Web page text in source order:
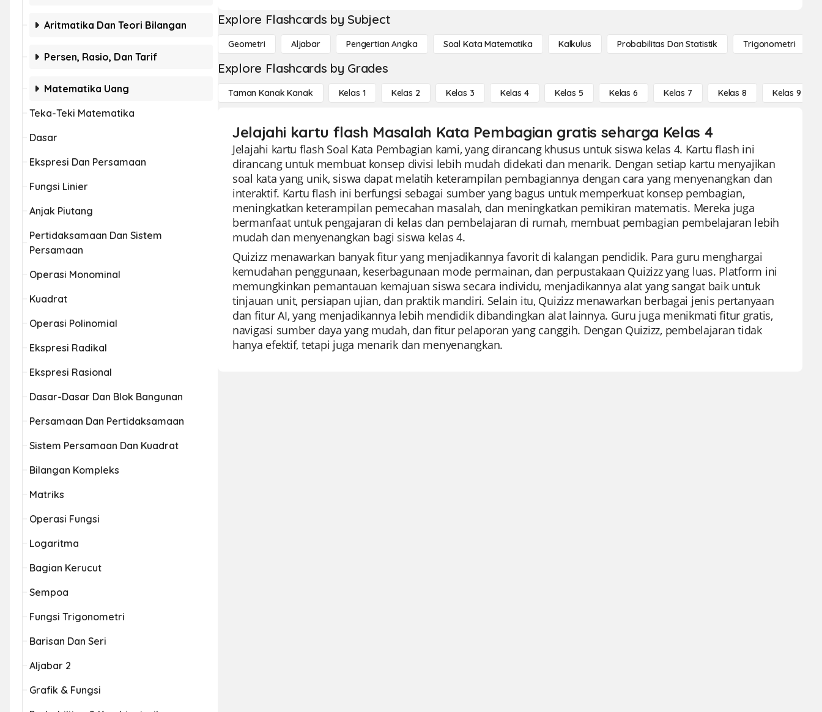
Aritmatika Dan Teori Bilangan
Persen, Rasio, Dan Tarif
Matematika Uang
Teka-Teki Matematika
Dasar
Ekspresi Dan Persamaan
Fungsi Linier
Anjak Piutang
Pertidaksamaan Dan Sistem
Persamaan
Operasi Monominal
Kuadrat
Operasi Polinomial
Ekspresi Radikal
Ekspresi Rasional
Dasar-Dasar Dan Blok Bangunan
Persamaan Dan Pertidaksamaan
Sistem Persamaan Dan Kuadrat
Bilangan Kompleks
Matriks
Operasi Fungsi
Logaritma
Bagian Kerucut
Sempoa
Fungsi Trigonometri
Barisan Dan Seri
Aljabar 2
Grafik & Fungsi
Explore Flashcards by Subject
Geometri Aljabar Pengertian Angka Soal Kata Matematika Kalkulus Probabilitas Dan Statistik Trigonometri
Explore Flashcards by Grades
Taman Kanak Kanak Kelas 1 Kelas 2 Kelas 3 Kelas 4 Kelas 5 Kelas 6 Kelas 7 Kelas 8 Kelas 9
Jelajahi kartu flash Masalah Kata Pembagian gratis seharga Kelas 4
Jelajahi kartu flash Soal Kata Pembagian kami, yang dirancang khusus untuk siswa kelas 4. Kartu flash ini
dirancang untuk membuat konsep divisi lebih mudah didekati dan menarik. Dengan setiap kartu menyajikan
soal kata yang unik, siswa dapat melatih keterampilan pembagiannya dengan cara yang menyenangkan dan
interaktif. Kartu flash ini berfungsi sebagai sumber yang bagus untuk memperkuat konsep pembagian,
meningkatkan keterampilan pemecahan masalah, dan meningkatkan pemikiran matematis. Mereka juga
bermanfaat untuk pengajaran di kelas dan pembelajaran di rumah, membuat pembagian pembelajaran lebih
mudah dan menyenangkan bagi siswa kelas 4.
Quizizz menawarkan banyak fitur yang menjadikannya favorit di kalangan pendidik. Para guru menghargai
kemudahan penggunaan, keserbagunaan mode permainan, dan perpustakaan Quizizz yang luas. Platform ini
memungkinkan pemantauan kemajuan siswa secara individu, menjadikannya alat yang sangat baik untuk
tinjauan unit, persiapan ujian, dan praktik mandiri. Selain itu, Quizizz menawarkan berbagai jenis pertanyaan
dan fitur AI, yang menjadikannya lebih mendidik dibandingkan alat lainnya. Guru juga menikmati fitur gratis,
navigasi sumber daya yang mudah, dan fitur pelaporan yang canggih. Dengan Quizizz, pembelajaran tidak
hanya efektif, tetapi juga menarik dan menyenangkan.